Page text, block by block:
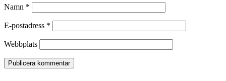
Namn *
E-postadress *
Webbplats